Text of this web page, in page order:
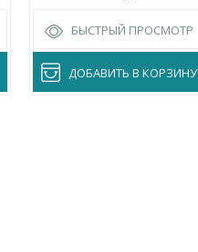
БЫСТРЫЙ ПРОСМОТР
ДОБАВИТЬ В КОРЗИНУ